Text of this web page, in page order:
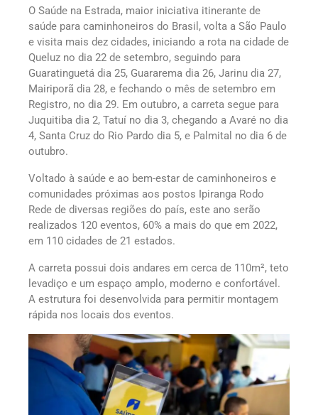
O Saúde na Estrada, maior iniciativa itinerante de
saúde para caminhoneiros do Brasil, volta a São Paulo
e visita mais dez cidades, iniciando a rota na cidade de
Queluz no dia 22 de setembro, seguindo para
Guaratinguetá dia 25, Guararema dia 26, Jarinu dia 27,
Mairiporã dia 28, e fechando o mês de setembro em
Registro, no dia 29. Em outubro, a carreta segue para
Juquitiba dia 2, Tatuí no dia 3, chegando a Avaré no dia
4, Santa Cruz do Rio Pardo dia 5, e Palmital no dia 6 de
outubro.
Voltado à saúde e ao bem-estar de caminhoneiros e
comunidades próximas aos postos Ipiranga Rodo
Rede de diversas regiões do país, este ano serão
realizados 120 eventos, 60% a mais do que em 2022,
em 110 cidades de 21 estados.
A carreta possui dois andares em cerca de 110m², teto
levadiço e um espaço amplo, moderno e confortável.
A estrutura foi desenvolvida para permitir montagem
rápida nos locais dos eventos.